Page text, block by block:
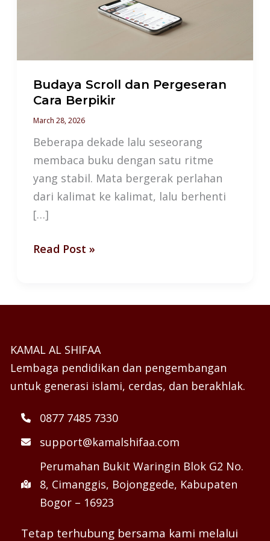
Budaya Scroll dan Pergeseran
Cara Berpikir
March 28, 2026
Beberapa dekade lalu seseorang
membaca buku dengan satu ritme
yang stabil. Mata bergerak perlahan
dari kalimat ke kalimat, lalu berhenti
[…]
Read Post »
KAMAL AL SHIFAA
Lembaga pendidikan dan pengembangan
untuk generasi islami, cerdas, dan berakhlak.
0877 7485 7330
support@kamalshifaa.com
Perumahan Bukit Waringin Blok G2 No.
8, Cimanggis, Bojonggede, Kabupaten
Bogor – 16923
Tetap terhubung bersama kami melalui